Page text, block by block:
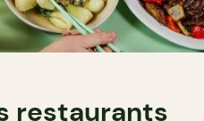
restaurants